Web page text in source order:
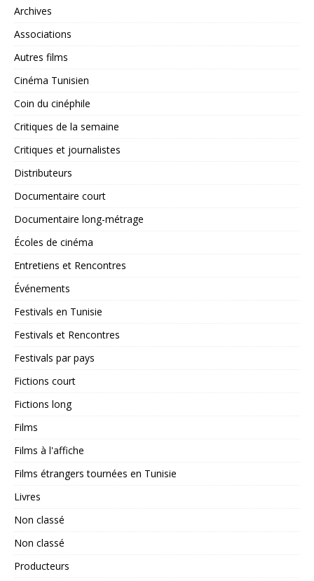
Archives
Associations
Autres films
Cinéma Tunisien
Coin du cinéphile
Critiques de la semaine
Critiques et journalistes
Distributeurs
Documentaire court
Documentaire long-métrage
Écoles de cinéma
Entretiens et Rencontres
Événements
Festivals en Tunisie
Festivals et Rencontres
Festivals par pays
Fictions court
Fictions long
Films
Films à l'affiche
Films étrangers tournées en Tunisie
Livres
Non classé
Non classé
Producteurs